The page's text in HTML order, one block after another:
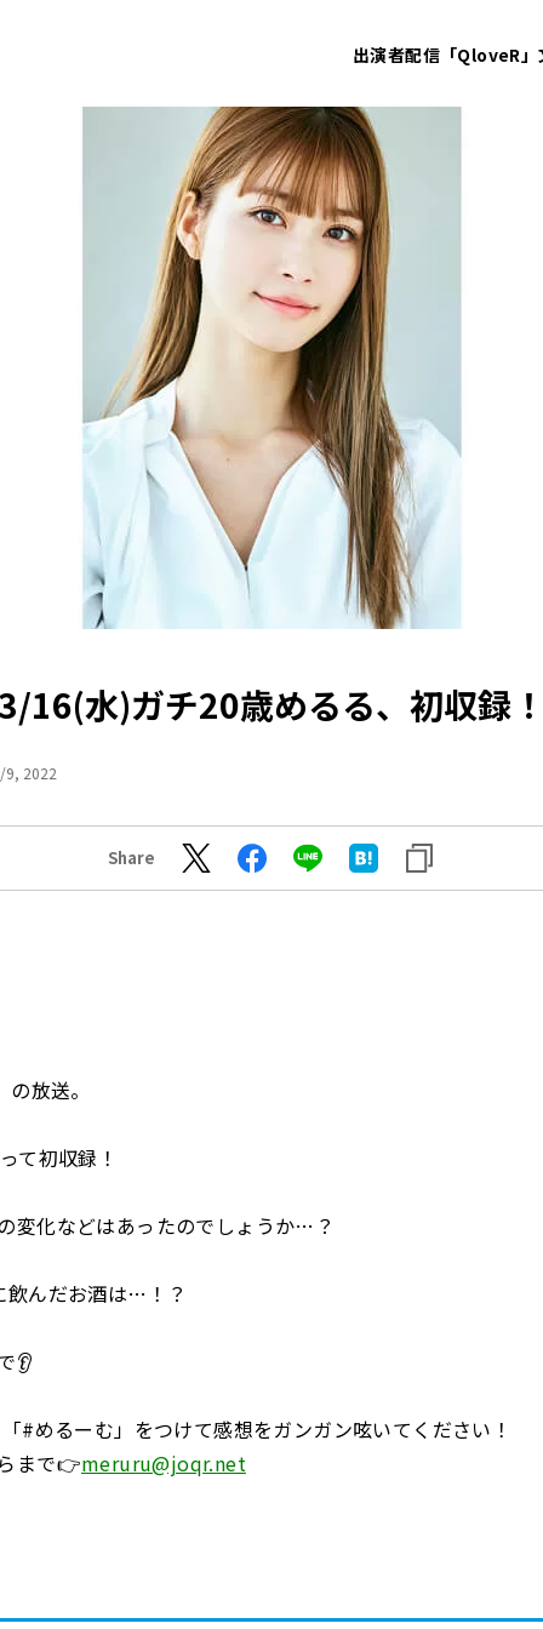
出演者配信「QloveR」
16(水)ガチ20歳めるる、初収録
9, 2022
Share
放送。
て初収録！
変化などはあったのでしょうか…？
飲んだお酒は…！？
👂
#めるーむ」をつけて感想をガンガン呟いてください！
まで👉meruru@joqr.net